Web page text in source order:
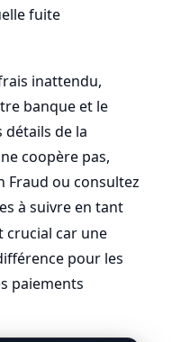
fuite
inattendu,
banque et le
de la
coopère pas,
Fraud ou consultez
à suivre en tant
crucial car une
pour les
paiements